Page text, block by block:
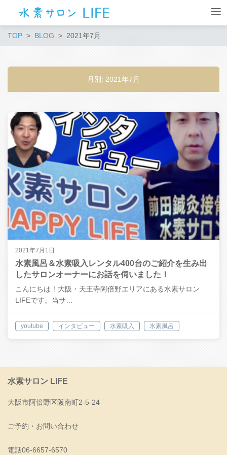
TOP BLOG 2021年7月
月別: 2021年7月
2021年7月1日
水素風呂＆水素吸入レンタル400台のご紹介を生み出
したサロンオーナーにお話を伺いました！
こんにちは！大阪・天王寺阿倍野エリアにある水素サロン
LIFEです。当サ…
youtube インタビュー 水素吸入 水素風呂
水素サロン LIFE
大阪市阿倍野区阪南町2-5-24
ご予約・お問い合わせ
電話06-6657-6570